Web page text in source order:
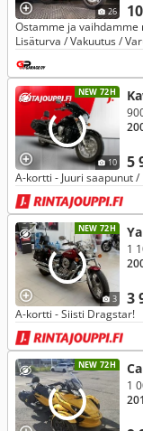
26
Ostamme ja vaihdamme
Lisäturva / Vakuutus /
NEW 72H
10 5
A-kortti - Juuri saapunut /
NEW 72H
3 3
1
A-kortti - Siisti Dragstar!
NEW 72H
1